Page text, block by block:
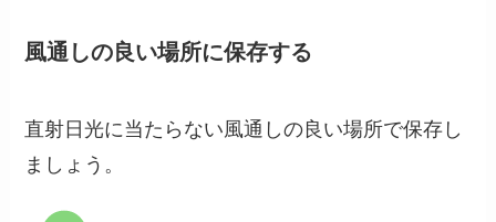
風通しの良い場所に保存する
直射日光に当たらない風通しの良い場所で保存し
ましょう。